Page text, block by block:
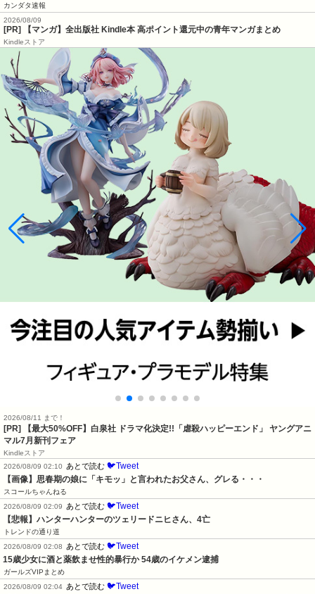
カンダタ速報
2026/08/09
[PR] 【マンガ】全出版社 Kindle本 高ポイント還元中の青年マンガまとめ
Kindleストア
2026/08/11 まで！
[PR] 【最大50%OFF】白泉社 ドラマ化決定!!「虐殺ハッピーエンド」 ヤングアニ
マル7月新刊フェア
Kindleストア
2026/08/09 02:10
あとで読む 🐦Tweet
【画像】思春期の娘に「キモッ」と言われたお父さん、グレる・・・
スコールちゃんねる
2026/08/09 02:09
あとで読む 🐦Tweet
【悲報】ハンターハンターのツェリードニヒさん、4亡
トレンドの通り道
2026/08/09 02:08
あとで読む 🐦Tweet
15歳少女に酒と薬飲ませ性的暴行か 54歳のイケメン逮捕
ガールズVIPまとめ
2026/08/09 02:04 あとで読む 🐦Tweet